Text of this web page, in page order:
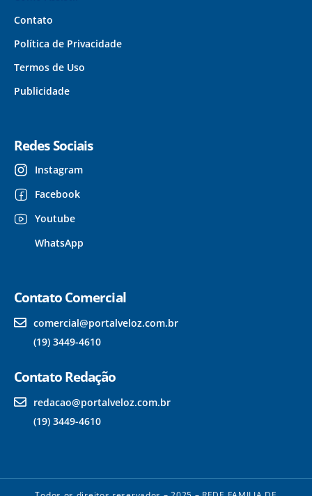
Contato
Política de Privacidade
Termos de Uso
Publicidade
Redes Sociais
Instagram
Facebook
Youtube
WhatsApp
Contato Comercial
comercial@portalveloz.com.br
(19) 3449-4610
Contato Redação
redacao@portalveloz.com.br
(19) 3449-4610